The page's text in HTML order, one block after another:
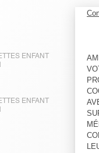
ENFANT
ENFANT